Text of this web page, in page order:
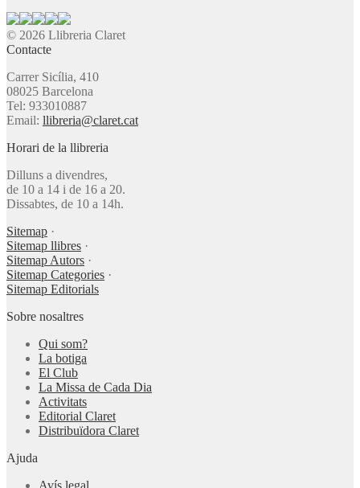
© 2026 Llibreria Claret
Contacte
Carrer Sicília, 410
08025 Barcelona
Tel: 933010887
Email: llibreria@claret.cat
Horari de la llibreria
Dilluns a divendres,
de 10 a 14 i de 16 a 20.
Dissabtes, de 10 a 14h.
Sitemap ·
Sitemap llibres ·
Sitemap Autors ·
Sitemap Categories ·
Sitemap Editorials
Sobre nosaltres
Qui som?
La botiga
El Club
La Missa de Cada Dia
Activitats
Editorial Claret
Distribuïdora Claret
Ajuda
Avís legal